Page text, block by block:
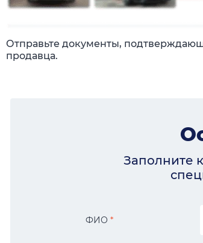
Отправьте документы,
продавца.
Заполните
ФИО *